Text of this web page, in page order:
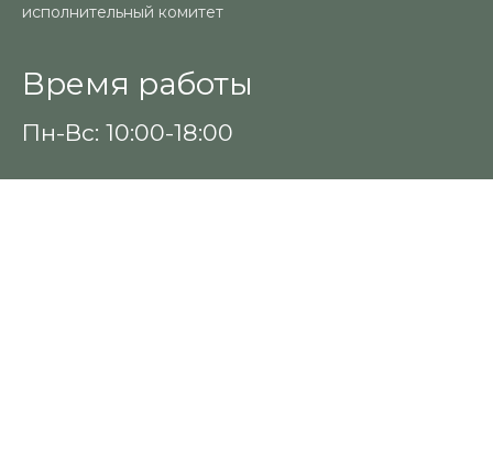
исполнительный комитет
Время работы
Пн-Вс: 10:00-18:00